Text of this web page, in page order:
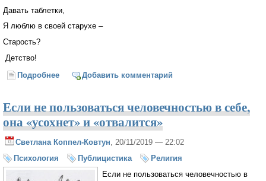
Давать таблетки,
Я люблю в своей старухе –
Старость?
Детство!
Подробнее о Я люблю свою старуху
Добавить комментарий
Если не пользоваться человечностью в себе,
она «усохнет» и «отвалится»
Светлана Коппел-Ковтун, 20/11/2019 — 22:02
Психология
Публицистика
Религия
Если не пользоваться человечностью в